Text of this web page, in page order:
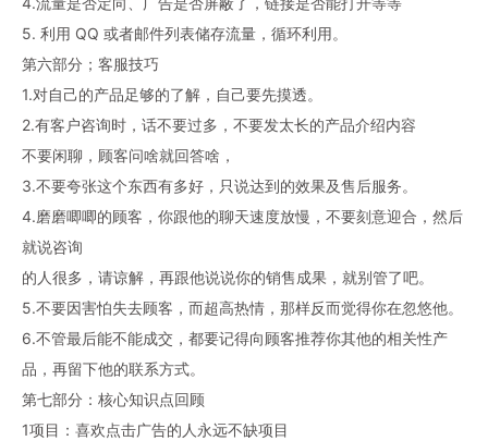
5. 利用 QQ 或者邮件列表储存流量，循环利用。
第六部分；客服技巧
1.对自己的产品足够的了解，自己要先摸透。
2.有客户咨询时，话不要过多，不要发太长的产品介绍内容
不要闲聊，顾客问啥就回答啥，
3.不要夸张这个东西有多好，只说达到的效果及售后服务。
4.磨磨唧唧的顾客，你跟他的聊天速度放慢，不要刻意迎合，然后
就说咨询
的人很多，请谅解，再跟他说说你的销售成果，就别管了吧。
5.不要因害怕失去顾客，而超高热情，那样反而觉得你在忽悠他。
6.不管最后能不能成交，都要记得向顾客推荐你其他的相关性产
品，再留下他的联系方式。
第七部分：核心知识点回顾
1项目：喜欢点击广告的人永远不缺项目